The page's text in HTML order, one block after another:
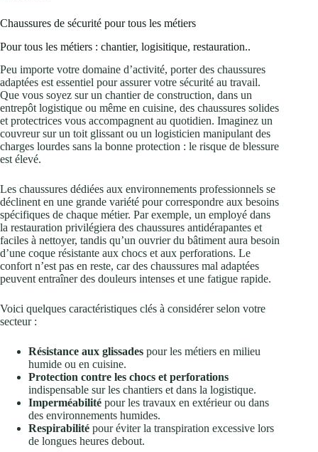
Chaussures de sécurité pour tous les métiers
Pour tous les métiers : chantier, logisitique, restauration..
Peu importe votre domaine d’activité, porter des chaussures
adaptées est essentiel pour assurer votre sécurité au travail.
Que vous soyez sur un chantier de construction, dans un
entrepôt logistique ou même en cuisine, des chaussures solides
et protectrices vous accompagnent au quotidien. Imaginez un
couvreur sur un toit glissant ou un logisticien manipulant des
charges lourdes sans la bonne protection : le risque de blessure
est élevé.
Les chaussures dédiées aux environnements professionnels se
déclinent en une grande variété pour correspondre aux besoins
spécifiques de chaque métier. Par exemple, un employé dans
la restauration privilégiera des chaussures antidérapantes et
faciles à nettoyer, tandis qu’un ouvrier du bâtiment aura besoin
d’une coque résistante aux chocs et aux perforations. Le
confort n’est pas en reste, car des chaussures mal adaptées
peuvent entraîner des douleurs intenses et une fatigue rapide.
Voici quelques caractéristiques clés à considérer selon votre
secteur :
Résistance aux glissades pour les métiers en milieu
humide ou en cuisine.
Protection contre les chocs et perforations
indispensable sur les chantiers et dans la logistique.
Imperméabilité pour les travaux en extérieur ou dans
des environnements humides.
Respirabilité pour éviter la transpiration excessive lors
de longues heures debout.